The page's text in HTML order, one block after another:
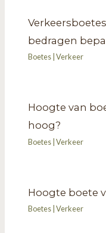
bedragen
Boetes |Verkeer
Hoogte van
hoog?
Boetes|Verkeer
Hoogte boete
Boetes |Verkeer